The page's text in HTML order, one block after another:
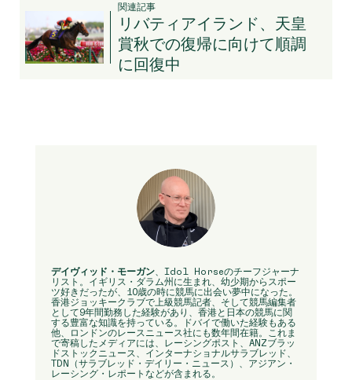
関連記事
リバティアイランド、天皇
賞秋での復帰に向けて順調
に回復中
デイヴィッド・モーガン、Idol Horseのチーフジャーナ
リスト。イギリス・ダラム州に生まれ、幼少期からスポー
ツ好きだったが、10歳の時に競馬に出会い夢中になった。
香港ジョッキークラブで上級競馬記者、そして競馬編集者
として9年間勤務した経験があり、香港と日本の競馬に関
する豊富な知識を持っている。ドバイで働いた経験もある
他、ロンドンのレースニュース社にも数年間在籍。これま
で寄稿したメディアには、レーシングポスト、ANZブラッ
ドストックニュース、インターナショナルサラブレッド、
TDN（サラブレッド・デイリー・ニュース）、アジアン・
レーシング・レポートなどが含まれる。